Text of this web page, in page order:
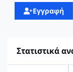
Εγγραφή
Στατιστικά